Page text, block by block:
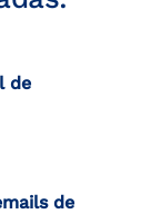
de
de